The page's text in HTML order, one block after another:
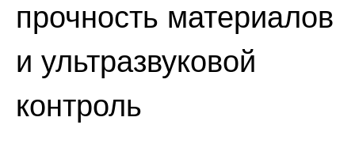
прочность материалов
и ультразвуковой
контроль